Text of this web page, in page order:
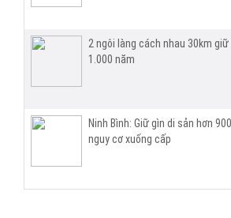
2 ngôi làng cách nhau 30km
1.000 năm
Ninh Bình: Giữ gìn di sản hơn
nguy cơ xuống cấp